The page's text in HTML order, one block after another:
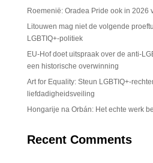
Roemenië: Oradea Pride ook in 2026
Litouwen mag niet de volgende
LGBTIQ+-politiek
EU-Hof doet uitspraak over de anti-
een historische overwinning
Art for Equality: Steun LGBTIQ+-
liefdadigheidsveiling
Hongarije na Orbán: Het echte werk
Recent Comments